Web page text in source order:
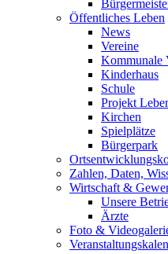
Öffentliches Leben
News
Vereine
Kommunale
Kinderhaus
Schule
Projekt
Kirchen
Spielplätze
Bürgerpark
Zahlen, Daten,
Wirtschaft &
Unsere
Ärzte
Foto &